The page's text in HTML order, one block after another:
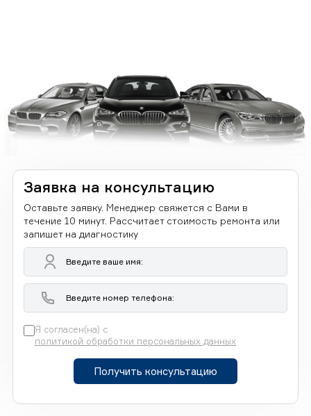
Заявка на консультацию
Оставьте заявку. Менеджер свяжется с Вами в
течение 10 минут. Рассчитает стоимость ремонта или
запишет на диагностику
Я согласен(на) с
политикой обработки персональных данных
Получить консультацию